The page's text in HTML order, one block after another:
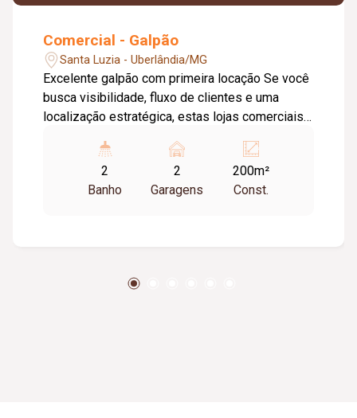
Comercial - Galpão
Santa Luzia - Uberlândia/MG
Excelente galpão com primeira locação Se você
busca visibilidade, fluxo de clientes e uma
localização estratégica, estas lojas comerciais
espaço amplo, pé-direito alto de 6m, banheiro
com acessibilidade e estacionamento frontal,
oferecem tudo o que você precisa para atrair e
2
Banho
2
Garagens
200m²
Const.